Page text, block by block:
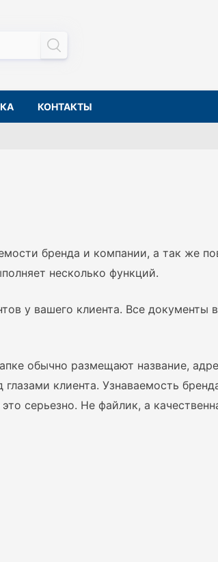
КОНТАКТЫ
бренда и компании, а так же
несколько функций.
у вашего клиента. Все документы
обычно размещают название,
клиента. Узнаваемость
серьезно. Не файлик, а